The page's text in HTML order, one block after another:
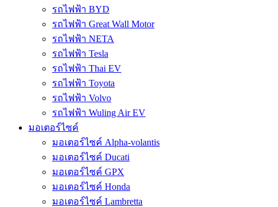
รถไฟฟ้า BYD
รถไฟฟ้า Great Wall Motor
รถไฟฟ้า NETA
รถไฟฟ้า Tesla
รถไฟฟ้า Thai EV
รถไฟฟ้า Toyota
รถไฟฟ้า Volvo
รถไฟฟ้า Wuling Air EV
มอเตอร์ไซค์
มอเตอร์ไซค์ Alpha-volantis
มอเตอร์ไซค์ Ducati
มอเตอร์ไซค์ GPX
มอเตอร์ไซค์ Honda
มอเตอร์ไซค์ Lambretta